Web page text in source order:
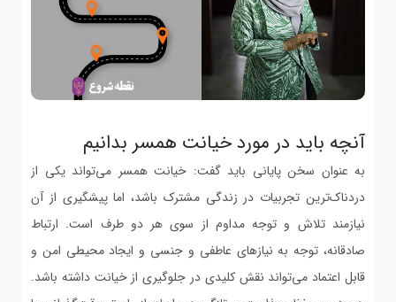
آنچه باید در مورد خیانت همسر بدانیم
به عنوان سخن پایانی باید گفت: خیانت همسر می‌تواند یکی از
دردناک‌ترین تجربیات در زندگی مشترک باشد، اما پیشگیری از آن
نیازمند تلاش و توجه مداوم از سوی هر دو طرف است. ارتباط
صادقانه، توجه به نیازهای عاطفی و جنسی و ایجاد محیطی امن و
قابل اعتماد می‌تواند نقش کلیدی در جلوگیری از خیانت داشته باشد.